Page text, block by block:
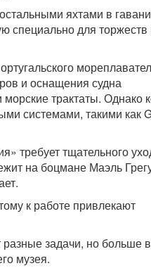
яхтами в
специально для торжеств
и оснащения судна
трактаты. Однако
системами, такими как
требует тщательного
на боцмане Маэль
к работе привлекают
задачи, но больше
музея.